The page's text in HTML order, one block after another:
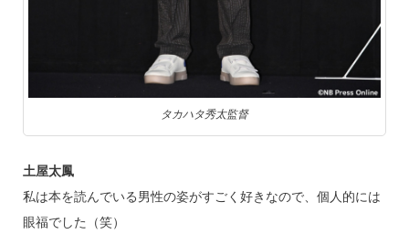
タカハタ秀太監督
土屋太鳳
私は本を読んでいる男性の姿がすごく好きなので、個人的には
眼福でした（笑）